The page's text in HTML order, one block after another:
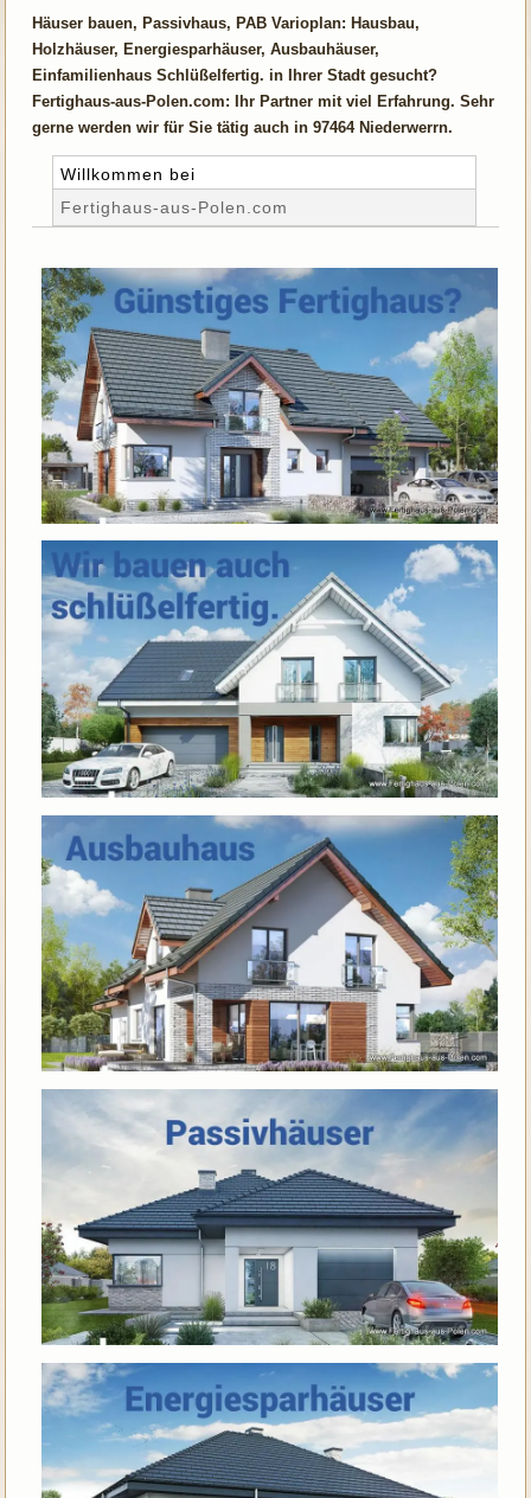
Häuser bauen, Passivhaus, PAB Varioplan: Hausbau,
Holzhäuser, Energiesparhäuser, Ausbauhäuser,
Einfamilienhaus Schlüßelfertig. in Ihrer Stadt gesucht?
Fertighaus-aus-Polen.com: Ihr Partner mit viel Erfahrung. Sehr
gerne werden wir für Sie tätig auch in 97464 Niederwerrn.
Willkommen bei
Fertighaus-aus-Polen.com